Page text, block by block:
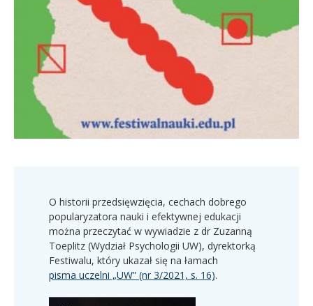
O historii przedsięwzięcia, cechach dobrego
popularyzatora nauki i efektywnej edukacji
można przeczytać w wywiadzie z dr Zuzanną
Toeplitz (Wydział Psychologii UW), dyrektorką
Festiwalu, który ukazał się na łamach
pisma uczelni „UW” (nr 3/2021, s. 16).